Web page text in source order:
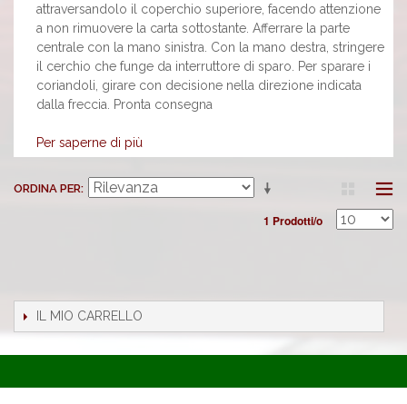
attraversandolo il coperchio superiore, facendo attenzione
a non rimuovere la carta sottostante. Afferrare la parte
centrale con la mano sinistra. Con la mano destra, stringere
il cerchio che funge da interruttore di sparo. Per sparare i
coriandoli, girare con decisione nella direzione indicata
dalla freccia. Pronta consegna
Per saperne di più
ORDINA PER
1 Prodotti/o
IL MIO CARRELLO